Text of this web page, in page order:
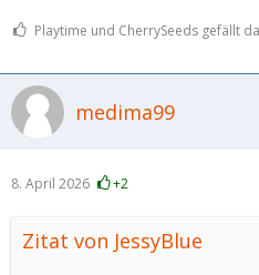
Playtime und CherrySeeds gefällt
medima99
8. April 2026 +2
Zitat von JessyBlue